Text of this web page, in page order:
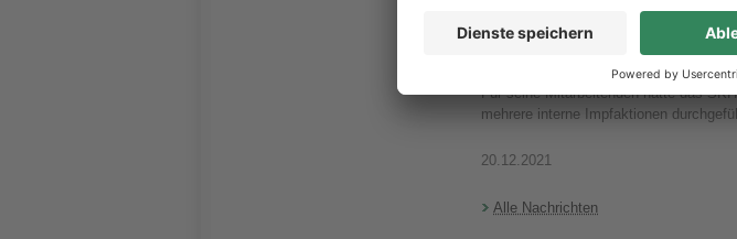
bereits nach der nächsten Impfaktion
jetzt geprüft.
Für seine Mitarbeitenden hatte das
mehrere interne Impfaktionen
20.12.2021
Alle Nachrichten